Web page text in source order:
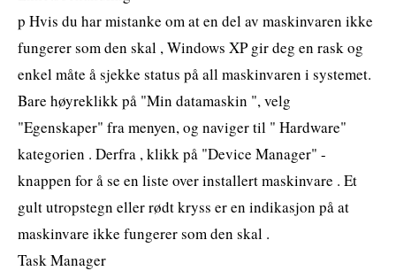
p Hvis du har mistanke om at en del av maskinvaren ikke
fungerer som den skal , Windows XP gir deg en rask og
enkel måte å sjekke status på all maskinvaren i systemet.
Bare høyreklikk på "Min datamaskin ", velg
"Egenskaper" fra menyen, og naviger til " Hardware"
kategorien . Derfra , klikk på "Device Manager" -
knappen for å se en liste over installert maskinvare . Et
gult utropstegn eller rødt kryss er en indikasjon på at
maskinvare ikke fungerer som den skal .
Task Manager